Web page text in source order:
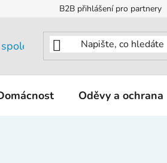
B2B přihlášení pro partnery
Oděvy a ochrana